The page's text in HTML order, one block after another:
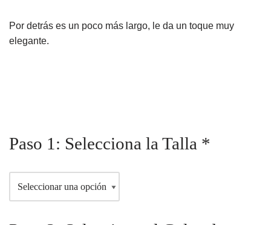
Por detrás es un poco más largo, le da un toque muy
elegante.
Paso 1: Selecciona la Talla *